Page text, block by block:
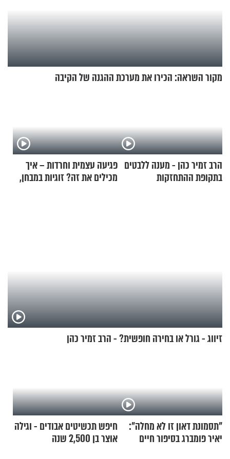
מקור השראה: הכירו את מערכת ההגנה של הקיבה
הרב זמיר כהן - מענה ללבטים
בתקופת ההתחזקות
פגיעה עצמית וחרדות – איך
מכילים את זה? זוגיות במבחן,
זיווג - גורל או בחירה חופשית? - הרב זמיר כהן
"תסמונת דאון זו לא מחלה":
יאיר פומברג בסיפור חיים
חיפש תכשיטים אבודים - וגילה
אוצר בן 2,500 שנה